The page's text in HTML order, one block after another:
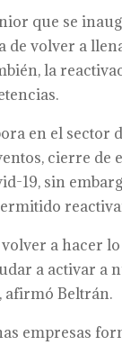
que se
de volver a
la
en el sector
cierre de
19, sin
a hacer
a activar a
afirmó Beltrán.
empresas